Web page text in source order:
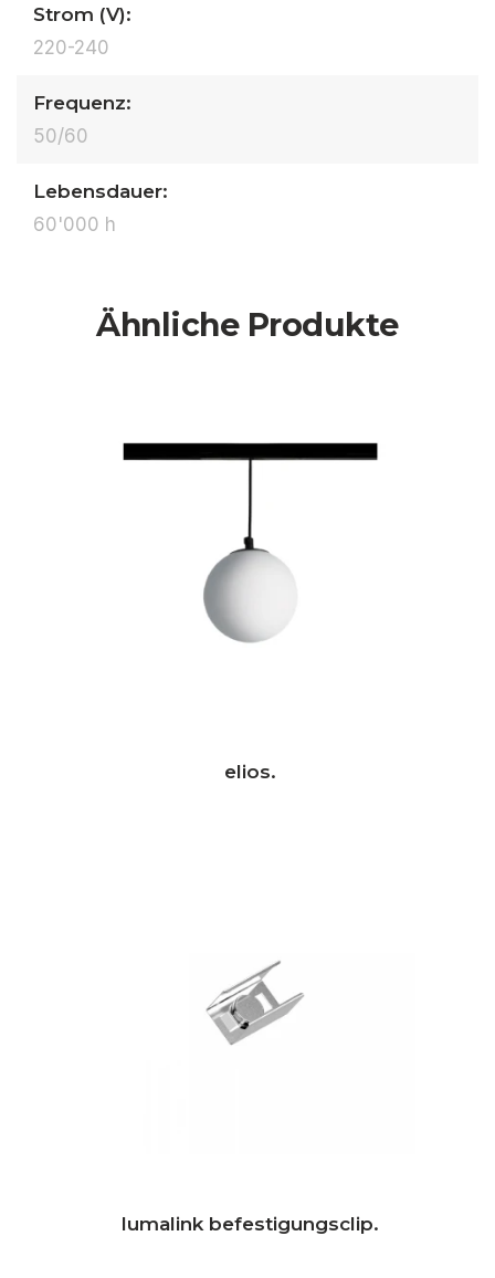
Strom (V):
220-240
Frequenz:
50/60
Lebensdauer:
60'000 h
Ähnliche Produkte
elios.
lumalink befestigungsclip.